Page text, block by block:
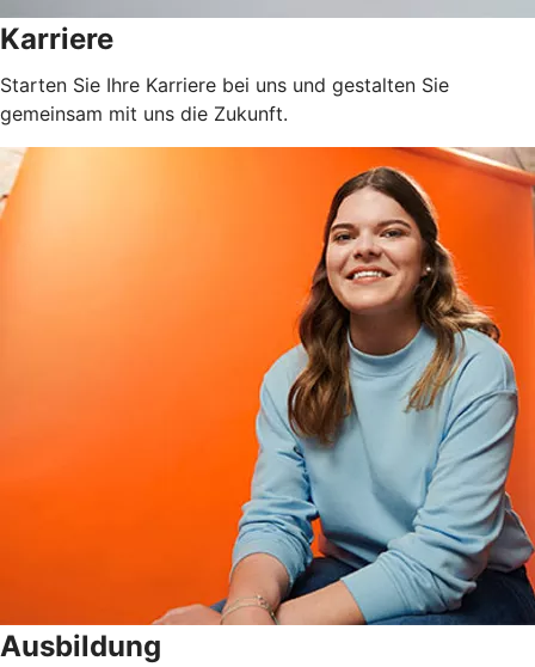
Karriere
Starten Sie Ihre Karriere bei uns und gestalten Sie
gemeinsam mit uns die Zukunft.
Ausbildung